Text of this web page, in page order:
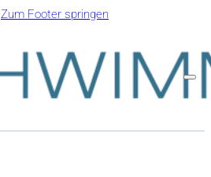
Zum Footer springen